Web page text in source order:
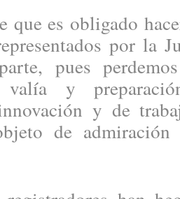
es obligado
por la
pues
valía y
y de
de